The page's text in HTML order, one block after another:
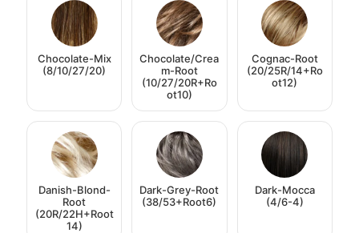
Chocolate-Mix
(8/10/27/20)
Chocolate/Crea
m-Root
(10/27/20R+Ro
ot10)
Cognac-Root
(20/25R/14+Ro
ot12)
Danish-Blond-
Root
(20R/22H+Root
14)
Dark-Grey-Root
(38/53+Root6)
Dark-Mocca
(4/6-4)